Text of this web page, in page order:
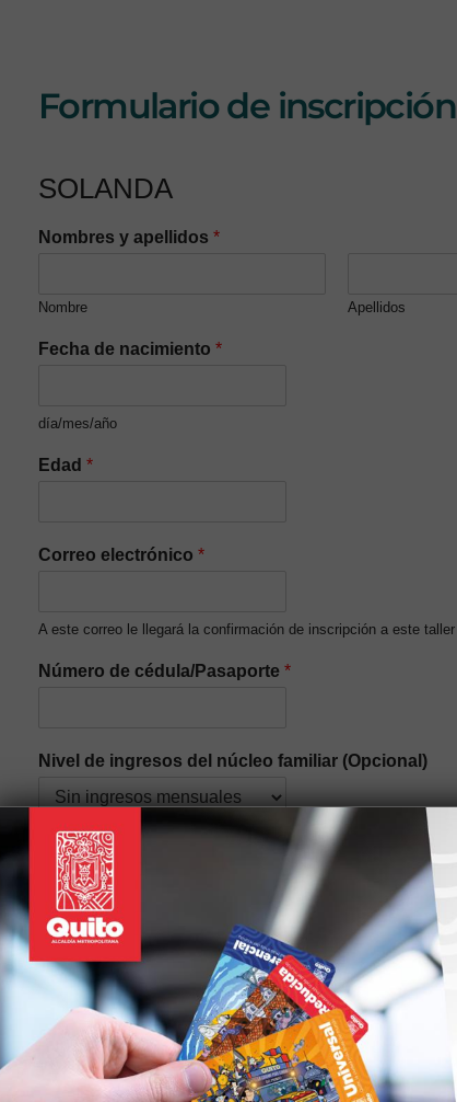
Formulario de inscripción
SOLANDA
Nombres y apellidos *
Nombre Apellidos
Fecha de nacimiento *
día/mes/año
Edad *
Correo electrónico *
A este correo le llegará la confirmación de inscripción a este taller
Número de cédula/Pasaporte *
Nivel de ingresos del núcleo familiar (Opcional)
Género*
Auto identificación étnica*
Discapacidad*